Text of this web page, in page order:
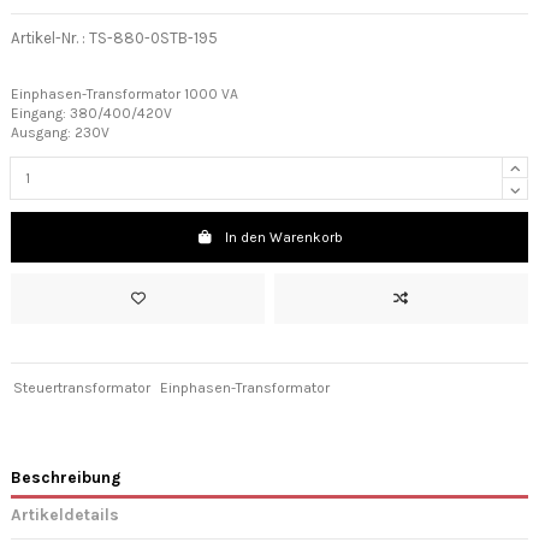
Artikel-Nr. : TS-880-0STB-195
Einphasen-Transformator 1000 VA
Eingang: 380/400/420V
Ausgang: 230V
In den Warenkorb
Steuertransformator Einphasen-Transformator
Beschreibung
Artikeldetails